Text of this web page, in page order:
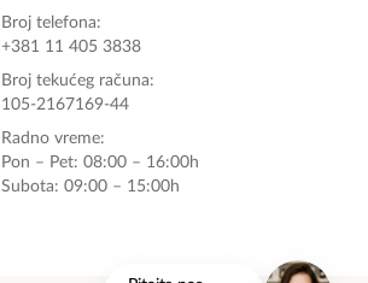
Broj telefona:
+381 11 405 3838
Broj tekućeg računa:
105-2167169-44
Radno vreme:
Pon – Pet: 08:00 – 16:00h
Subota: 09:00 – 15:00h